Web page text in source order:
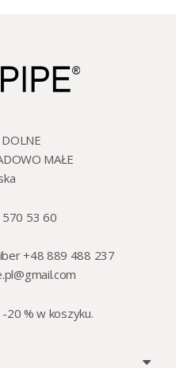
MAŁE
570 53 60
+48 889 488 237
20 % w koszyku.